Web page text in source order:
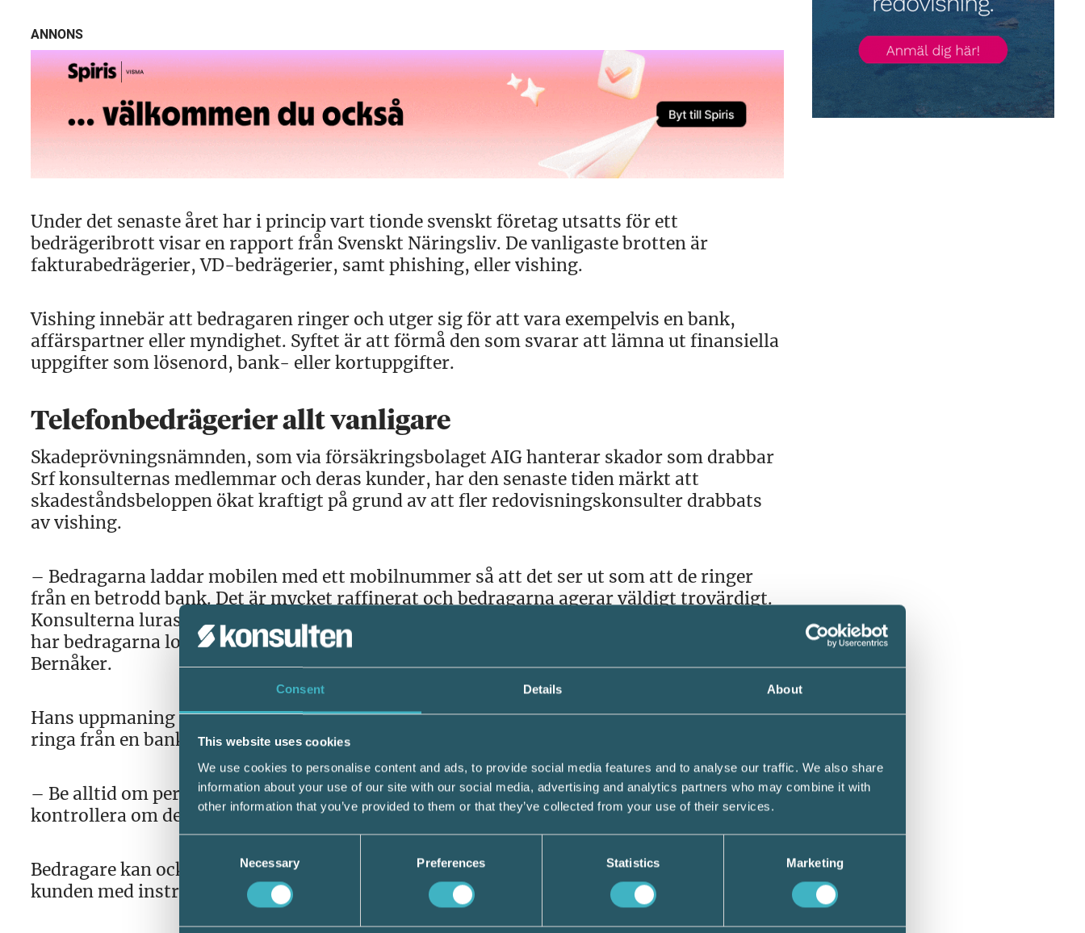
Consent Details About
This website uses cookies
We use cookies to personalise content and ads, to provide social media features and to analyse our traffic. We also share
information about your use of our site with our social media, advertising and analytics partners who may combine it with
other information that you’ve provided to them or that they’ve collected from your use of their services.
Selection
Necessary Preferences Statistics Marketing
ANNONS
Under det senaste året har i princip vart tionde svenskt företag utsatts för ett
bedrägeribrott visar en rapport från Svenskt Näringsliv. De vanligaste brotten är
fakturabedrägerier, VD-bedrägerier, samt phishing, eller vishing.
Vishing innebär att bedragaren ringer och utger sig för att vara exempelvis en bank,
affärspartner eller myndighet. Syftet är att förmå den som svarar att lämna ut finansiella
uppgifter som lösenord, bank- eller kortuppgifter.
Telefonbedrägerier allt vanligare
Skadeprövningsnämnden, som via försäkringsbolaget AIG hanterar skador som drabbar
Srf konsulternas medlemmar och deras kunder, har den senaste tiden märkt att
skadeståndsbeloppen ökat kraftigt på grund av att fler redovisningskonsulter drabbats
av vishing.
– Bedragarna laddar mobilen med ett mobilnummer så att det ser ut som att de ringer
från en betrodd bank. Det är mycket raffinerat och bedragarna agerar väldigt trovärdigt.
Konsulterna luras att lämna ifrån sig uppgifter av olika slag, såsom sitt bank-id, och vips
har bedragarna loggat in på klientens konto och kommit åt stora belopp, säger Anders
Bernåker.
Hans uppmaning är att aldrig svara på frågor eller lämna ut uppgifter när någon säger sig
ringa från en bank.
– Be alltid om personens namn och ring upp banken, via deras växel. Det är ett sätt att
kontrollera om det är banken som ringt eller en bedragare.
Bedragare kan också kontakta redovisningskonsulter via mail som ser ut att komma från
kunden med instruktion om att göra en överföring av pengar till något konto.